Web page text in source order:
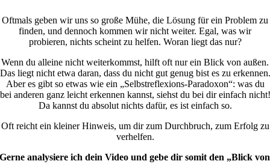
Oftmals geben wir uns so große Mühe, die Lösung für ein Problem zu
finden, und dennoch kommen wir nicht weiter. Egal, was wir
probieren, nichts scheint zu helfen. Woran liegt das nur?
Wenn du alleine nicht weiterkommst, hilft oft nur ein Blick von außen.
Das liegt nicht etwa daran, dass du nicht gut genug bist es zu erkennen.
Aber es gibt so etwas wie ein „Selbstreflexions-Paradoxon“: was du
bei anderen ganz leicht erkennen kannst, siehst du bei dir einfach nicht!
Da kannst du absolut nichts dafür, es ist einfach so.
Oft reicht ein kleiner Hinweis, um dir zum Durchbruch, zum Erfolg zu
verhelfen.
Gerne analysiere ich dein Video und gebe dir somit den „Blick von